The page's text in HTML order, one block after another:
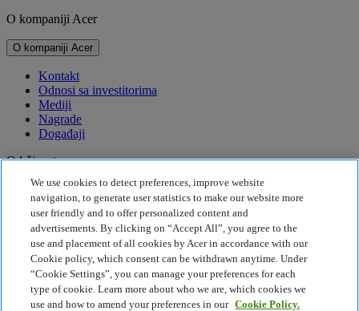
O kompaniji Acer
O kompaniji Acer
Kontakt
Odnosi sa investitorima
Mediji
Nagrade
Događaji
Održivost
Održivost
Korporativna društvena odgovornost
Emisija štetnih gasova za proizvod
Project Humanity
Earthion
Pravila o privatnosti
Pravilnik o kolačićima
We use cookies to detect preferences, improve website
navigation, to generate user statistics to make our website more
user friendly and to offer personalized content and
advertisements. By clicking on “Accept All”, you agree to the
use and placement of all cookies by Acer in accordance with our
Cookie policy, which consent can be withdrawn anytime. Under
“Cookie Settings”, you can manage your preferences for each
type of cookie. Learn more about who we are, which cookies we
use and how to amend your preferences in our Cookie Policy.